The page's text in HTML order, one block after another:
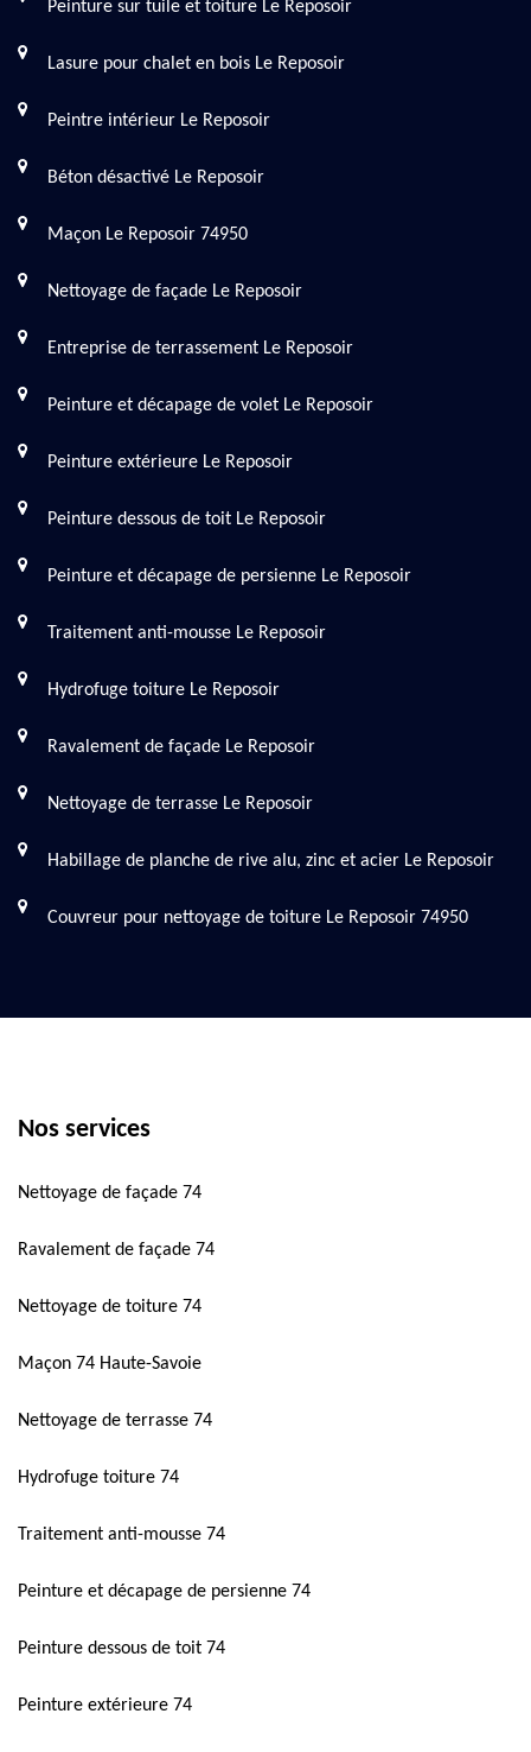
Peinture sur tuile et toiture Le Reposoir
Lasure pour chalet en bois Le Reposoir
Peintre intérieur Le Reposoir
Béton désactivé Le Reposoir
Maçon Le Reposoir 74950
Nettoyage de façade Le Reposoir
Entreprise de terrassement Le Reposoir
Peinture et décapage de volet Le Reposoir
Peinture extérieure Le Reposoir
Peinture dessous de toit Le Reposoir
Peinture et décapage de persienne Le Reposoir
Traitement anti-mousse Le Reposoir
Hydrofuge toiture Le Reposoir
Ravalement de façade Le Reposoir
Nettoyage de terrasse Le Reposoir
Habillage de planche de rive alu, zinc et acier Le Reposoir
Couvreur pour nettoyage de toiture Le Reposoir 74950
Nos services
Nettoyage de façade 74
Ravalement de façade 74
Nettoyage de toiture 74
Maçon 74 Haute-Savoie
Nettoyage de terrasse 74
Hydrofuge toiture 74
Traitement anti-mousse 74
Peinture et décapage de persienne 74
Peinture dessous de toit 74
Peinture extérieure 74